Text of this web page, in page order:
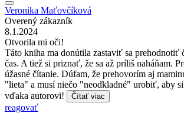
Veronika Maťovčíková
Overený zákazník
8.1.2024
Otvorila mi oči!
Táto kniha ma donútila zastaviť sa prehodnotiť
čas. A tiež si priznať, že sa až príliš naháňam.
úžasné čítanie. Dúfam, že prehovorím aj
"lieta" a musí niečo "neodkladné" urobiť, aby
vďaka autorovi!
Čítať viac
reagovať